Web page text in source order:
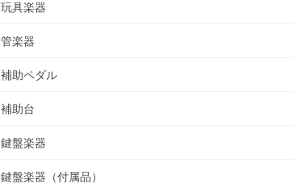
玩具楽器
管楽器
補助ペダル
補助台
鍵盤楽器
鍵盤楽器（付属品）